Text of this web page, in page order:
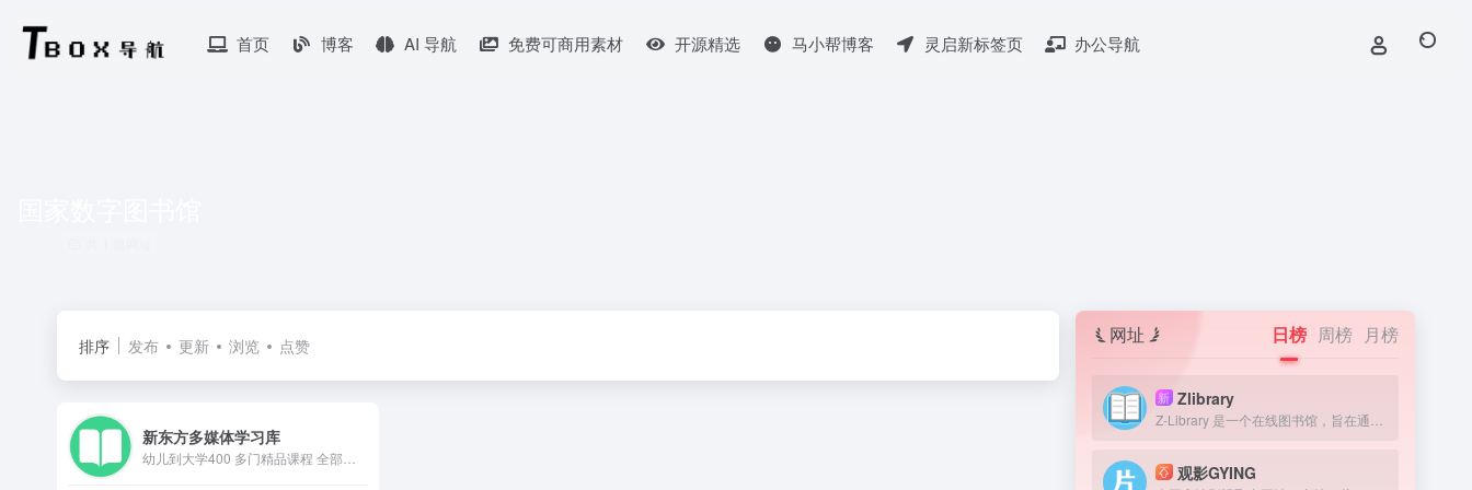
首页 博客 AI 导航 免费可商用素材 开源精选 马小帮博客 灵启新标签页 办公导航
排序 发布 更新 浏览 点赞
新东方多媒体学习库
网址 日榜 周榜 月榜
新 Zlibrary
观影GYING